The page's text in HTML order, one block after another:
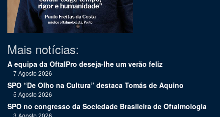
Mais notícias:
A equipa da OftalPro deseja-lhe um verão feliz
7 Agosto 2026
SPO “De Olho na Cultura” destaca Tomás de Aquino
5 Agosto 2026
SPO no congresso da Sociedade Brasileira de Oftalmologia
3 Agosto 2026